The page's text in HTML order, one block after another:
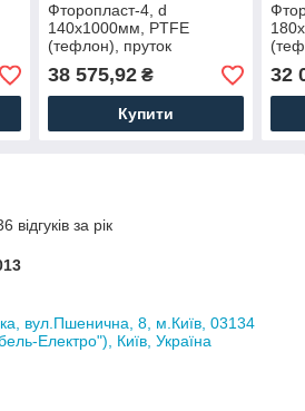
Фторопласт-4, d
140х1000мм, PTFE
(тефлон), пруток
38 575,92₴
Купити
32
за рік
вул.Пшенична, 8, м.Київ, 03134
Електро"), Київ, Україна